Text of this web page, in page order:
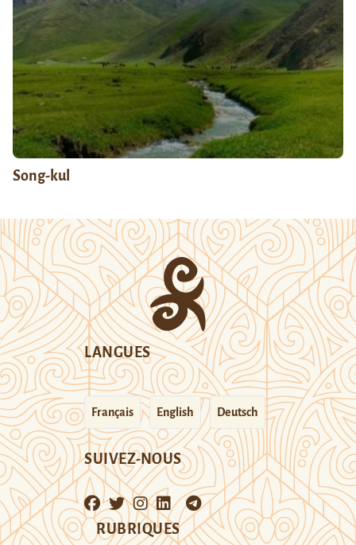
Song-kul
LANGUES
Français English Deutsch
SUIVEZ-NOUS
RUBRIQUES